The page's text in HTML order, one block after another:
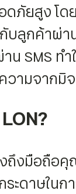
ภัยสูง โด
บลูกค้าผ่
น SMS ท
วามจากมิ
ถึงมือถือ
ดาษในกา